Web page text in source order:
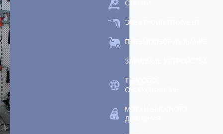
СТАНКИ
ЭЛЕКТРОИНСТРУМЕНТ
ПНЕВМООБОРУДОВАНИЕ
ЗАРЯДНЫЕ УСТРОЙСТВА
ТЕПЛОВОЕ
ОБОРУДОВАНИЕ
МОЙКИ ВЫСОКОГО
ДАВЛЕНИЯ